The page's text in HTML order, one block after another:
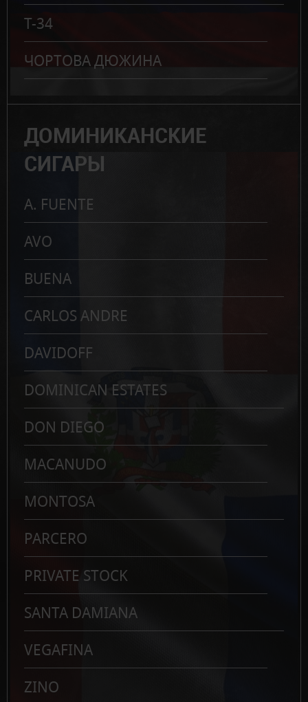
Т-34
ЧОРТОВА ДЮЖИНА
ДОМИНИКАНСКИЕ
СИГАРЫ
A. FUENTE
AVO
BUENA
CARLOS ANDRE
DAVIDOFF
DOMINICAN ESTATES
DON DIEGO
MACANUDO
MONTOSA
PARCERO
PRIVATE STOCK
SANTA DAMIANA
VEGAFINA
ZINO